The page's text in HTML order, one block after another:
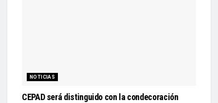
NOTICIAS
CEPAD será distinguido con la condecoración